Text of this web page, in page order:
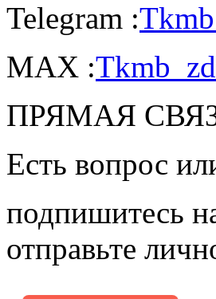
Telegram :
MAX :
ПРЯМАЯ
Есть вопрос
подпишитесь
отправьте